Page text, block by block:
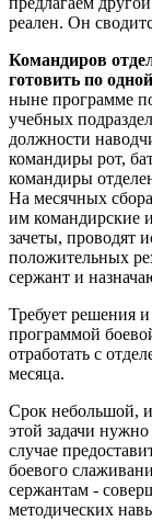
реален. Он
Командиров
готовить по одной
ныне программе
учебных
должности
командиры рот,
командиры
На месячных
им командирские
зачеты, проводят
положительных
сержант и
Требует решения и
программой
отработать с
месяца.
Срок небольшой,
этой задачи
случае
боевого
сержантам -
методических